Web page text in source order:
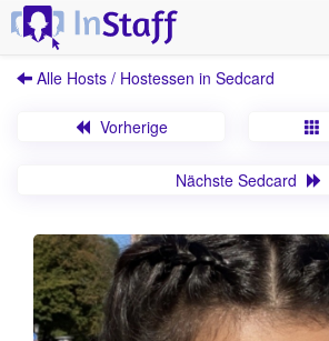
Alle Hosts / Hostessen in Sedcard
Vorherige
Nächste Sedcard